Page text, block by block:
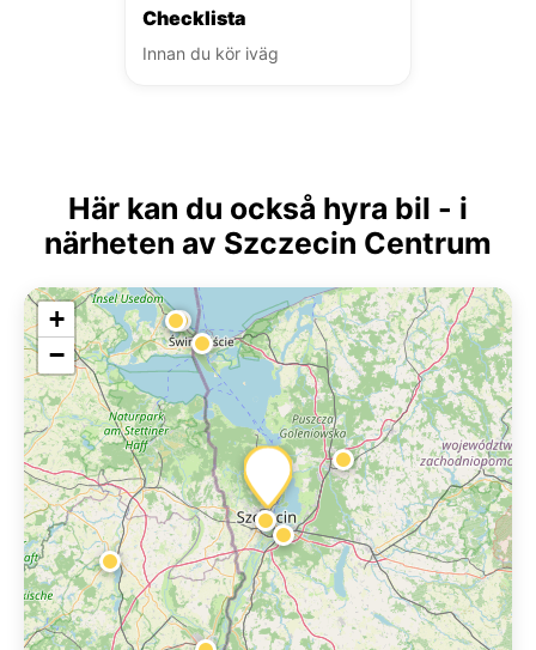
Checklista
Innan du kör iväg
Här kan du också hyra bil - i
närheten av Szczecin Centrum
+
−